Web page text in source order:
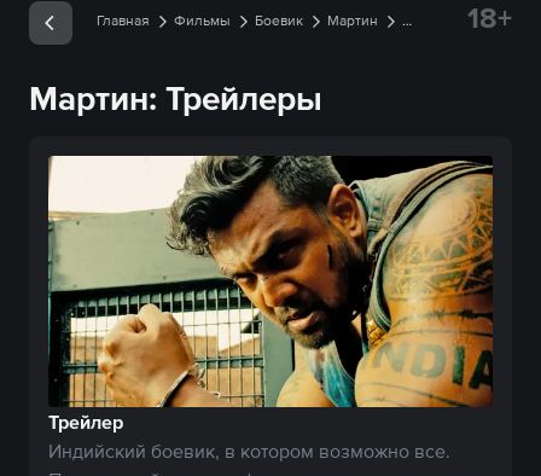
Главная Фильмы Боевик
Мартин
18+
Мартин: Трейлеры
Трейлер
Индийский боевик, в котором возможно все.